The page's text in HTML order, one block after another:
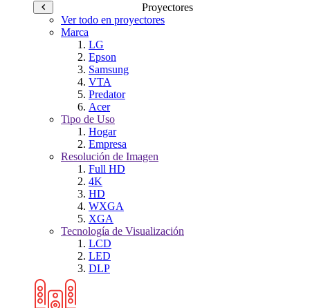
Proyectores
Ver todo en proyectores
Marca
LG
Epson
Samsung
VTA
Predator
Acer
Tipo de Uso
Hogar
Empresa
Resolución de Imagen
Full HD
4K
HD
WXGA
XGA
Tecnología de Visualización
LCD
LED
DLP